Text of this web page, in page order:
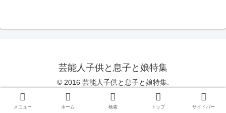
芸能人子供と息子と娘特集
© 2016 芸能人子供と息子と娘特集.
メニュー ホーム 検索 トップ サイドバー
Copy Protected by Chetan WP-Copyprotect